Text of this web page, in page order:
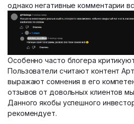
однако негативные комментарии
Особенно часто блогера
Пользователи считают контент
выражают сомнения в его
отзывов от довольных клиентов
Данного якобы успешного
рекомендует.